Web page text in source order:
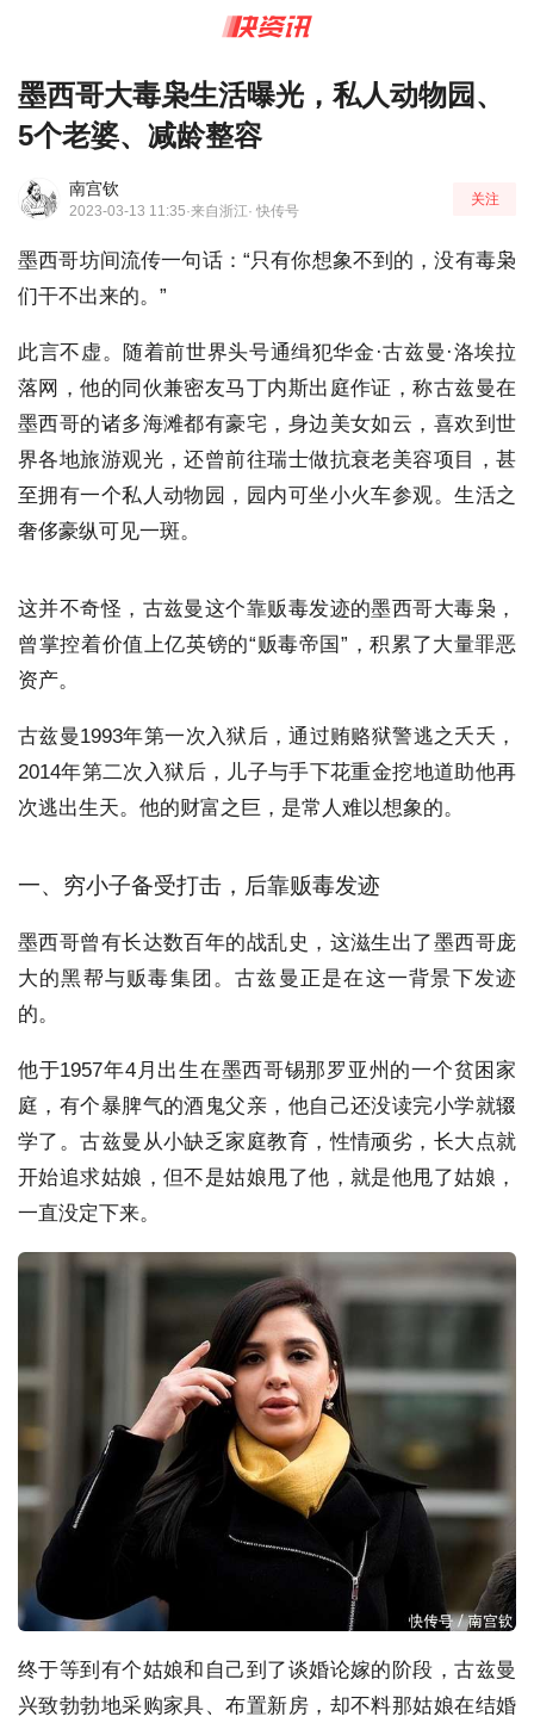
墨西哥大毒枭生活曝光，私人动物园、
5个老婆、减龄整容
南宫钦
2023-03-13 11:35·来自浙江· 快传号
关注
墨西哥坊间流传一句话：“只有你想象不到的，没有毒枭
们干不出来的。”
此言不虚。随着前世界头号通缉犯华金·古兹曼·洛埃拉
落网，他的同伙兼密友马丁内斯出庭作证，称古兹曼在
墨西哥的诸多海滩都有豪宅，身边美女如云，喜欢到世
界各地旅游观光，还曾前往瑞士做抗衰老美容项目，甚
至拥有一个私人动物园，园内可坐小火车参观。生活之
奢侈豪纵可见一斑。
这并不奇怪，古兹曼这个靠贩毒发迹的墨西哥大毒枭，
曾掌控着价值上亿英镑的“贩毒帝国”，积累了大量罪恶
资产。
古兹曼1993年第一次入狱后，通过贿赂狱警逃之夭夭，
2014年第二次入狱后，儿子与手下花重金挖地道助他再
次逃出生天。他的财富之巨，是常人难以想象的。
一、穷小子备受打击，后靠贩毒发迹
墨西哥曾有长达数百年的战乱史，这滋生出了墨西哥庞
大的黑帮与贩毒集团。古兹曼正是在这一背景下发迹
的。
他于1957年4月出生在墨西哥锡那罗亚州的一个贫困家
庭，有个暴脾气的酒鬼父亲，他自己还没读完小学就辍
学了。古兹曼从小缺乏家庭教育，性情顽劣，长大点就
开始追求姑娘，但不是姑娘甩了他，就是他甩了姑娘，
一直没定下来。
终于等到有个姑娘和自己到了谈婚论嫁的阶段，古兹曼
兴致勃勃地采购家具、布置新房，却不料那姑娘在结婚